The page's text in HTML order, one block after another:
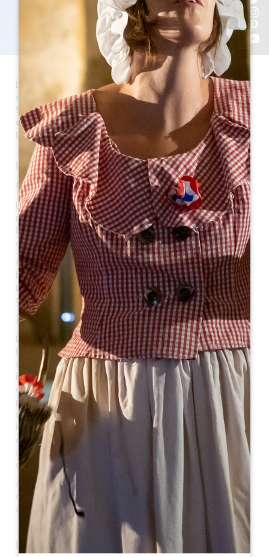
Lussac è un comune della Grande Saint-Emilion e il
capoluogo del Cantone di North Libourne. Si trova a
9 km da Saint Emilion e la sua superficie è di 2.343
ettari. Oggi la città conta 1.269 abitanti, chiamati
Lussacais e Lussacaises.
UN PO' DI STORIA
Origine del nome
Lussac deve le sue origini a un personaggio gallo-
romano, Luccius, che si trasferì nella regione e costruì
la sua città Luccianus nei vigneti, il cui territorio
determina i primi confini del villaggio.
Alcuni potrebbero vedere un'altra origine del nome di
Lussac nella pietra sacrificale sul tumulo di Picampeau,
poiché il termine gallico "Lukus" significava "bosco
sacro", cioè un luogo di riti religiosi.
La storia
Lussac è dominato dal megalite gallico del tumulo di
Picampeau, dove si svolgevano sacrifici prima dell'era
cristiana. Secoli dopo, Lussac viene distrutto dalle
invasioni barbariche. Solo nel XII secolo i monaci
cistercensi riportano in auge la regione, soprattutto
per la ricostruzione della chiesa. Molte aziende vinicole
si stabilirono accanto alla villa di Luccius e l'Aquitania
inglese rese i vini locali famosi in Inghilterra. A partire
dal XVII secolo Lussac divenne gradualmente una città
ambita, in particolare dal parlamento di Bordeaux che
costruì diversi châteaux.
Anche il commercio di Lussac contribuisce al suo
dinamismo. Dal 1834 si tengono fino a dodici fiere
all'anno.
UN PATRIMONIO NATURALE